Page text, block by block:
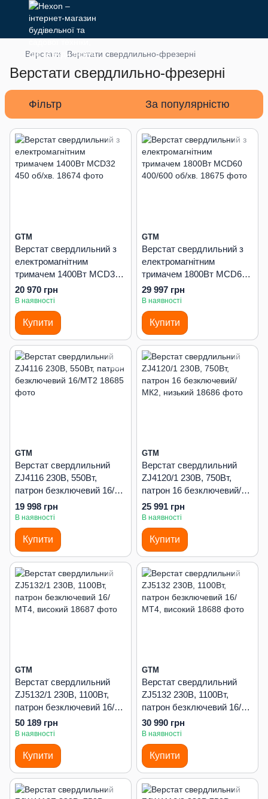
Верстати Верстати свердлильно-фрезерні
Верстати свердлильно-фрезерні
Фільтр За популярністю
GTM
Верстат свердлильний з
електромагнітним
тримачем 1400Вт MCD32
450 об/хв.
20 970 грн
В наявності
Купити
GTM
Верстат свердлильний з
електромагнітним
тримачем 1800Вт MCD60
400/600 об/хв.
29 997 грн
В наявності
Купити
GTM
Верстат свердлильний
ZJ4116 230В, 550Вт,
патрон безключевий 16/
МТ2
19 998 грн
В наявності
Купити
GTM
Верстат свердлильний
ZJ4120/1 230В, 750Вт,
патрон 16 безключевий/
МК2, низький
25 991 грн
В наявності
Купити
GTM
Верстат свердлильний
ZJ5132/1 230В, 1100Вт,
патрон безключевий 16/
МТ4, високий
50 189 грн
В наявності
Купити
GTM
Верстат свердлильний
ZJ5132 230В, 1100Вт,
патрон безключевий 16/
МТ4, високий
30 990 грн
В наявності
Купити